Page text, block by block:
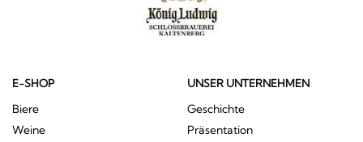
E-SHOP
Biere
Weine
UNSER UNTERNEHMEN
Geschichte
Präsentation